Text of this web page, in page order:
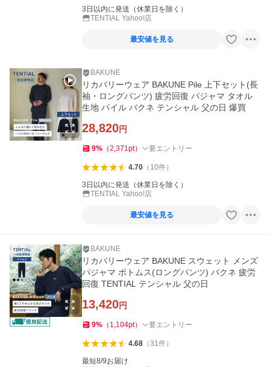
3日以内に発送（休業日を除く）
TENTIAL Yahoo!店
最安値を見る
BAKUNE
リカバリーウェア BAKUNE Pile 上下セット(長
袖・ロングパンツ) 疲労回復 パジャマ タオル
生地 パイル バクネ テンシャル 父の日 爆買
28,820円
9% （2,371pt） 要エントリー
4.70（ 10件）
3日以内に発送（休業日を除く）
TENTIAL Yahoo!店
最安値を見る
BAKUNE
リカバリーウェア BAKUNE スウェット メンズ
パジャマ ボトムス(ロングパンツ) バクネ 疲労
回復 TENTIAL テンシャル 父の日
13,420円
9% （ 1,104pt） 要エントリー
4.68（31件）
最短8/9お届け